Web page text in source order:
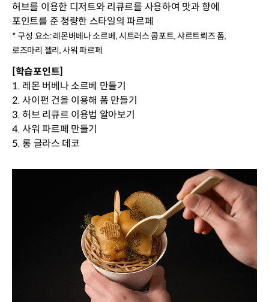
허브를 이용한 디저트와 리큐르를 사용하여 맛과 향에
포인트를 준 청량한 스타일의 파르페
* 구성 요소: 레몬버베나 소르베, 시트러스 콤포트, 샤르트뢰즈 폼,
로즈마리 젤리, 사워 파르페
[학습포인트]
1. 레몬 버베나 소르베 만들기
2. 사이펀 건을 이용해 폼 만들기
3. 허브 리큐르 이용법 알아보기
4. 사워 파르페 만들기
5. 롱 글라스 데코